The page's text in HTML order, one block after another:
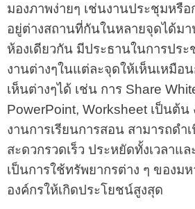
มองภาพง่ายๆ เช่นงานประชุมหรือ
อยู่ต่างสถานที่กันในหลายจุดได้ม
ห้องเดียวกัน มีประธานในการปร
งานต่างๆในแต่ละจุดให้เห็นเหมือ
เห็นต่างๆได้ เช่น การ Share
PowerPoint, Worksheet เป็นต้น
งานการเรียนการสอน สามารถดำ
สะดวกรวดเร็ว ประหยัดทั้งเวลาแ
เป็นการใช้ทรัพยากรต่าง ๆ ของม
องค์กรให้เกิดประโยชน์สูงสุด